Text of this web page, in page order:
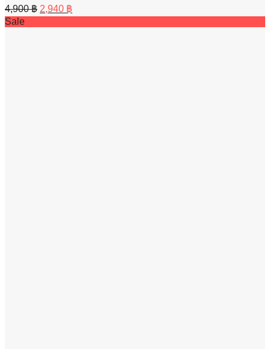
4,900฿ Original
price
was:
2,940 ฿
price
is:
Sale